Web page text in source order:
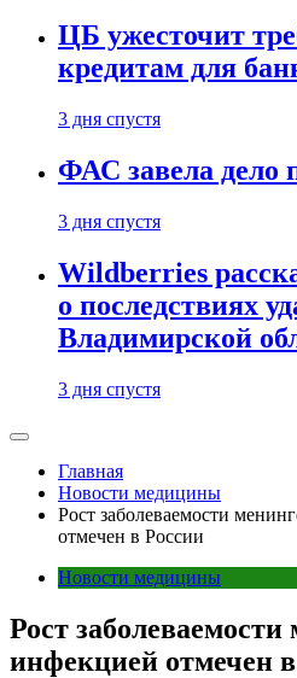
ЦБ ужесточит
кредитам для
3 дня спустя
ФАС завела дело
3 дня спустя
Wildberries
о последствиях
Владимирской
3 дня спустя
Главная
Новости медицины
Рост заболеваемости
отмечен в России
Новости медицины
Рост
инфекцией отмечен